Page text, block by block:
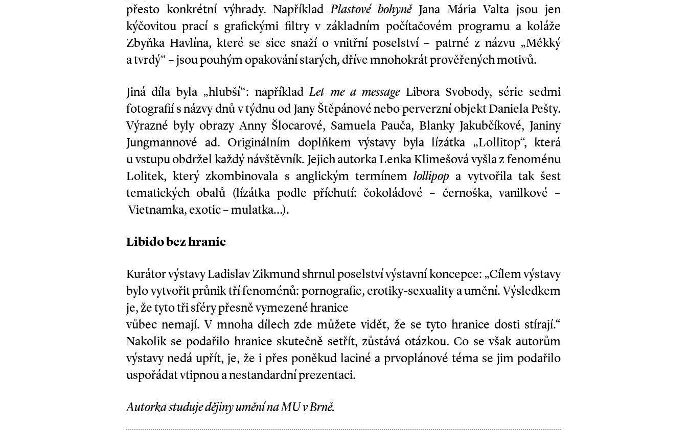
přesto konkrétní výhrady. NapříkladPlastové bohyněJana Mária Valta jsou jen
kýčovitou prací s grafickými filtry v základním počítačovém programu a koláže
Zbyňka Havlína, které se sice snaží o vnitřní poselství – patrné z názvu „Měkký
a tvrdý“ – jsou pouhým opakování starých, dříve mnohokrát prověřených motivů.
Jiná díla byla „hlubší“: napříkladLet me a messageLibora Svobody, série sedmi
fotografií s názvy dnů v týdnu od Jany Štěpánové nebo perverzní objekt Daniela Pešty.
Výrazné byly obrazy Anny Šlocarové, Samuela Pauča, Blanky Jakubčíkové, Janiny
Jungmannové ad. Originálním doplňkem výstavy byla lízátka „Lollitop“, která
u vstupu obdržel každý návštěvník. Jejich autorka Lenka Klimešová vyšla z fenoménu
Lolitek, který zkombinovala s anglickým termínemlollipop a vytvořila tak šest
tematických obalů (lízátka podle příchutí: čokoládové – černoška, vanilkové –
Vietnamka, exotic – mulatka…).
Libido bez hranic
Kurátor výstavy Ladislav Zikmund shrnul poselství výstavní koncepce: „Cílem výstavy
bylo vytvořit průnik tří fenoménů: pornografie, erotiky-sexuality a umění. Výsledkem
je, že tyto tři sféry přesně vymezené hranice
vůbec nemají. V mnoha dílech zde můžete vidět, že se tyto hranice dosti stírají.“
Nakolik se podařilo hranice skutečně setřít, zůstává otázkou. Co se však autorům
výstavy nedá upřít, je, že i přes poněkud laciné a prvoplánové téma se jim podařilo
uspořádat vtipnou a nestandardní prezentaci.
Autorka studuje dějiny umění na MU v Brně.